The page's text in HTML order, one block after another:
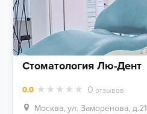
Стоматология Лю-Дент
0.0 0 отзывов
Москва, ул. Заморенова, д.21